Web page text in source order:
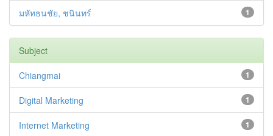
1
มหัทธนชัย, ชนินทร์
Subject
1
Chiangmai
1
Digital Marketing
1
Internet Marketing